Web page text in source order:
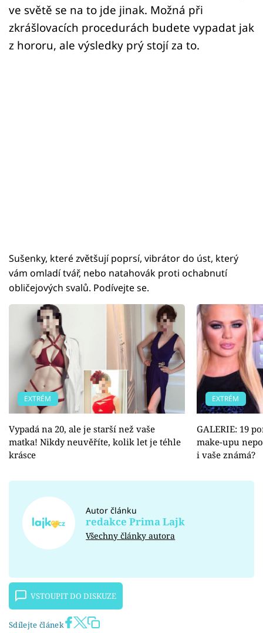
ve světě se na to jde jinak. Možná při
zkrášlovacích procedurách budete vypadat jak
z hororu, ale výsledky prý stojí za to.
Sušenky, které zvětšují poprsí, vibrátor do úst, který
vám omladí tvář, nebo natahovák proti ochabnutí
obličejových svalů. Podívejte se.
EXTRÉM
Vypadá na 20, ale je starší než vaše
matka! Nikdy neuvěříte, kolik let je téhle
krásce
EXTRÉM
GALERIE: 19
make-upu
i vaše známá?
Autor článku
redakce Prima Lajk
Všechny články autora
VSTOUPIT DO DISKUZE
Sdílejte článek